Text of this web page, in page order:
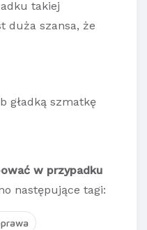
takiej
duża szansa, że
gładką szmatkę
w przypadku
następujące tagi: